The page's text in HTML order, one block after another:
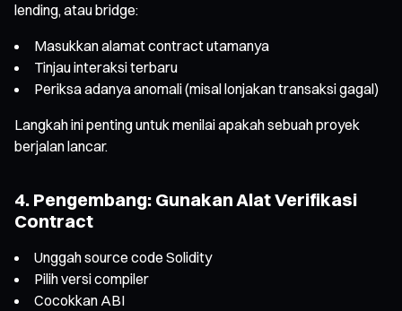
lending, atau bridge:
Masukkan alamat contract utamanya
Tinjau interaksi terbaru
Periksa adanya anomali (misal lonjakan transaksi gagal)
Langkah ini penting untuk menilai apakah sebuah proyek
berjalan lancar.
4. Pengembang: Gunakan Alat Verifikasi
Contract
Unggah source code Solidity
Pilih versi compiler
Cocokkan ABI